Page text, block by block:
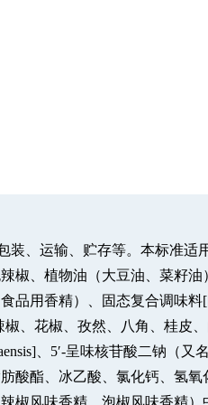
装、运输、贮存等。本标准适
椒、植物油（大豆油、菜籽油
品用香精）、固态复合调味料
、花椒、孜然、八角、桂皮
、5′-呈味核苷酸二钠（又
酸酯、冰乙酸、氯化钙、氢氧
椒风味香精、泡椒风味香精）